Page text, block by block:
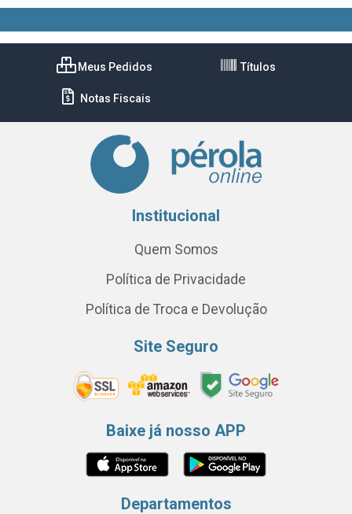
Meus Pedidos Títulos
Notas Fiscais
Institucional
Quem Somos
Política de Privacidade
Política de Troca e Devolução
Site Seguro
Baixe já nosso APP
Departamentos